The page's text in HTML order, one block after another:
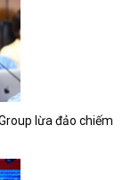
lừa đảo chiếm